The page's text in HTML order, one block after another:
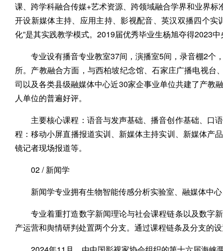
课、跨学科融合传媒+艺术资源、跨领域融合学界和业界
开设新媒体主持、应用主持、影视配音、英汉双播四个实
化”是其实践教学模式。2019届优秀毕业生杨旭夺得2023
专业设有播音专业教室37间，演播室5间，录音棚2个
所。产教融合方面，与西柏坡纪念馆、石家庄广播电视
司以及各类县级融媒体中心近30家企事业单位共建了产教
人单位的普遍好评。
主要核心课程：语音与发声基础、播音创作基础、口
程：移动小屏直播报道实训、新媒体主持实训、新媒体产
镜记者现场报道等。
02 / 新闻学
新闻学专业拥有生物智能传感分析实验室、融媒体中
专业着重打造数字新闻理论与社会课程链条以及数字
产运营和舆情研判处置两个分支。通过课程链条及分支的